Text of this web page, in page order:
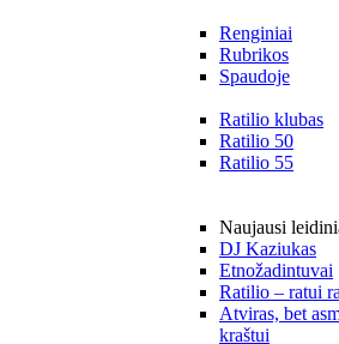
Renginiai
Rubrikos
Spaudoje
Ratilio klubas
Ratilio 50
Ratilio 55
Naujausi
DJ Kaziukas
Etnožadintuvai
Ratilio – ratui
Atviras, bet
kraštui